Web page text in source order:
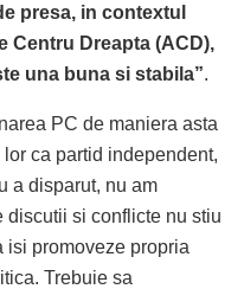
presa, in contextul
Centru Dreapta (ACD),
una buna si stabila”.
PC de maniera asta
ca partid independent,
a disparut, nu am
discutii si conflicte nu stiu
isi promoveze propria
Trebuie sa